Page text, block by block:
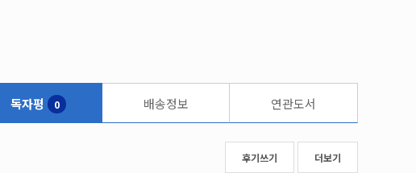
독자평 0 배송정보 연관도서
후기쓰기 더보기